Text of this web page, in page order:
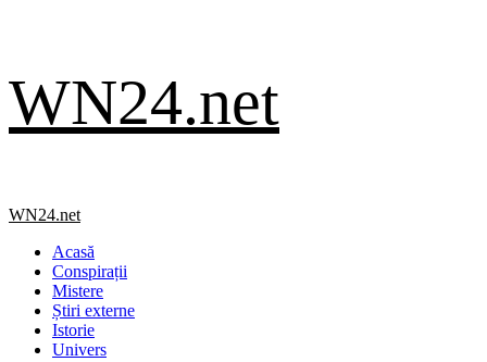
to
content
WN24.net
Primary
WN24.net
Acasă
Conspirații
Mistere
Știri externe
Istorie
Univers